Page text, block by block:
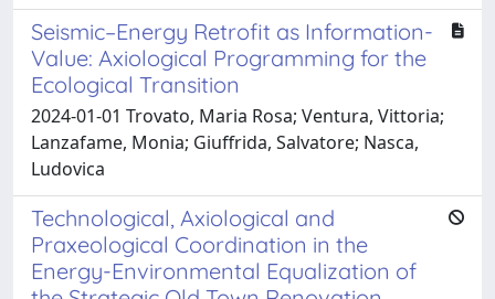
Seismic–Energy Retrofit as Information-
Value: Axiological Programming for the
Ecological Transition
2024-01-01 Trovato, Maria Rosa; Ventura, Vittoria;
Lanzafame, Monia; Giuffrida, Salvatore; Nasca,
Ludovica
Technological, Axiological and
Praxeological Coordination in the
Energy-Environmental Equalization of